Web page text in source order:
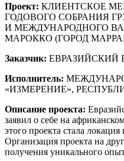
Проект: КЛИЕНТСКОЕ
ГОДОВОГО СОБРАНИЯ
И МЕЖДУНАРОДНОГО
МАРОККО (ГОРОД
Заказчик: ЕВРАЗИЙСКИЙ
Исполнитель:
«ИЗМЕРЕНИЕ»,
Описание проекта:
заявил о себе на
этого проекта стала
Организация проекта на
получения уникального